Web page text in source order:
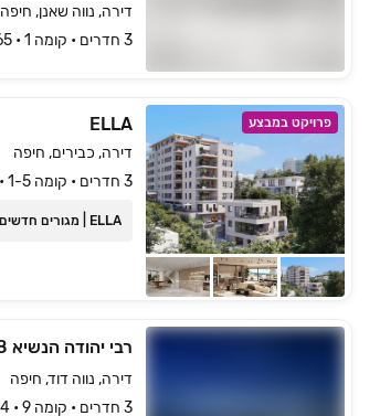
דירה, נווה שאנן, חיפה
3 חדרים • קומה ‎1‏ • 65 מ״ר
פרויקט במבצע ELLA
דירה, כבירים, חיפה
3 חדרים • קומה 1-5 • 78 מ״ר
ELLA ‏| מגורים חדשים בלב הכרמל
רבי יהודה הנשיא 8
דירה, נווה דוד, חיפה
3 חדרים • קומה ‎9‏ • 74 מ״ר